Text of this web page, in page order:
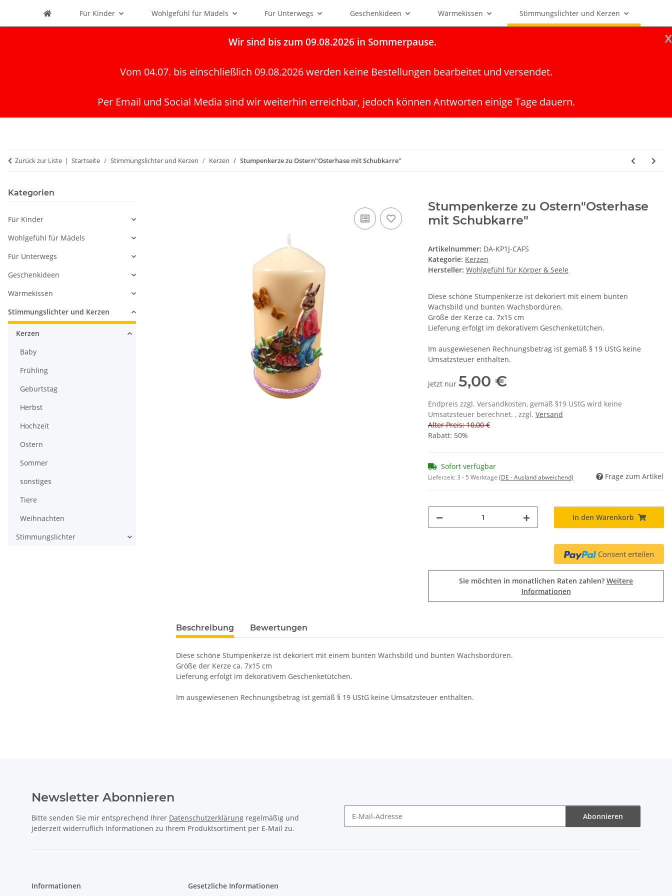
Für Kinder Wohlgefühl für Mädels Für Unterwegs Geschenkideen Wärmekissen Stimmungslichter und Kerzen
x
Wir sind bis zum 09.08.2026 in Sommerpause.
Vom 04.07. bis einschließlich 09.08.2026 werden keine Bestellungen bearbeitet und versendet.
Per Email und Social Media sind wir weiterhin erreichbar, jedoch können Antworten einige Tage dauern.
Zurück zur Liste Startseite Stimmungslichter und Kerzen Kerzen Stumpenkerze zu Ostern"Osterhase mit Schubkarre"
Stumpenkerze zu Ostern"Osterhase
mit Schubkarre"
Artikelnummer: DA-KP1J-CAFS
Kategorie: Kerzen
Hersteller: Wohlgefühl für Körper & Seele
Diese schöne Stumpenkerze ist dekoriert mit einem bunten
Wachsbild und bunten Wachsbordüren.
Größe der Kerze ca. 7x15 cm
Lieferung erfolgt im dekorativem Geschenketütchen.
Im ausgewiesenen Rechnungsbetrag ist gemäß § 19 UStG keine
Umsatzsteuer enthalten.
jetzt nur 5,00 €
Endpreis zzgl. Versandkosten, gemäß §19 UStG wird keine
Umsatzsteuer berechnet. , zzgl. Versand
Alter Preis: 10,00 €
Rabatt: 50%
Sofort verfügbar
Lieferzeit:3 - 5 Werktage (DE - Ausland abweichend) Frage zum Artikel
In den Warenkorb
Consent erteilen
Sie möchten in monatlichen Raten zahlen? Weitere
Informationen
Beschreibung Bewertungen
Diese schöne Stumpenkerze ist dekoriert mit einem bunten Wachsbild und bunten Wachsbordüren.
Größe der Kerze ca. 7x15 cm
Lieferung erfolgt im dekorativem Geschenketütchen.
Im ausgewiesenen Rechnungsbetrag ist gemäß § 19 UStG keine Umsatzsteuer enthalten.
Kategorien
Für Kinder
Wohlgefühl für Mädels
Für Unterwegs
Geschenkideen
Wärmekissen
Stimmungslichter und Kerzen
Kerzen
Baby
Frühling
Geburtstag
Herbst
Hochzeit
Ostern
Sommer
sonstiges
Tiere
Weihnachten
Stimmungslichter
Newsletter Abonnieren
Bitte senden Sie mir entsprechend Ihrer Datenschutzerklärung regelmäßig und
jederzeit widerruflich Informationen zu Ihrem Produktsortiment per E-Mail zu.
Abonnieren
Informationen Gesetzliche Informationen